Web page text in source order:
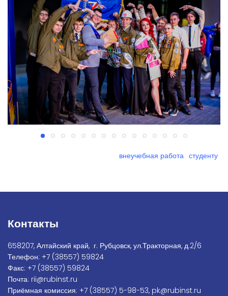
внеучебная работа студенту
Контакты
658207, Алтайский край, г. Рубцовск, ул.Тракторная, д.2/6
Телефон: +7 (38557) 59824
Факс: +7 (38557) 59824
Почта: rii@rubinst.ru
Приёмная комиссия: +7 (38557) 5-98-53, pk@rubinst.ru